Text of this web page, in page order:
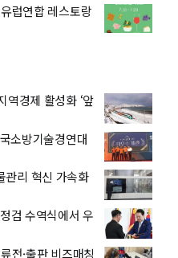
럽연합 레스토랑
역경제 활성화 ‘앞
소방기술경연대
관리 혁신 가속화
검 수역식에서 우
전·출판 비즈매칭